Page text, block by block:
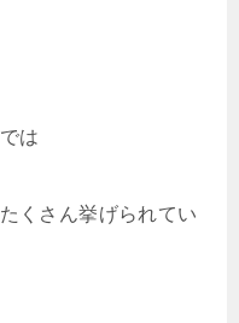
は
くさん挙げられてい